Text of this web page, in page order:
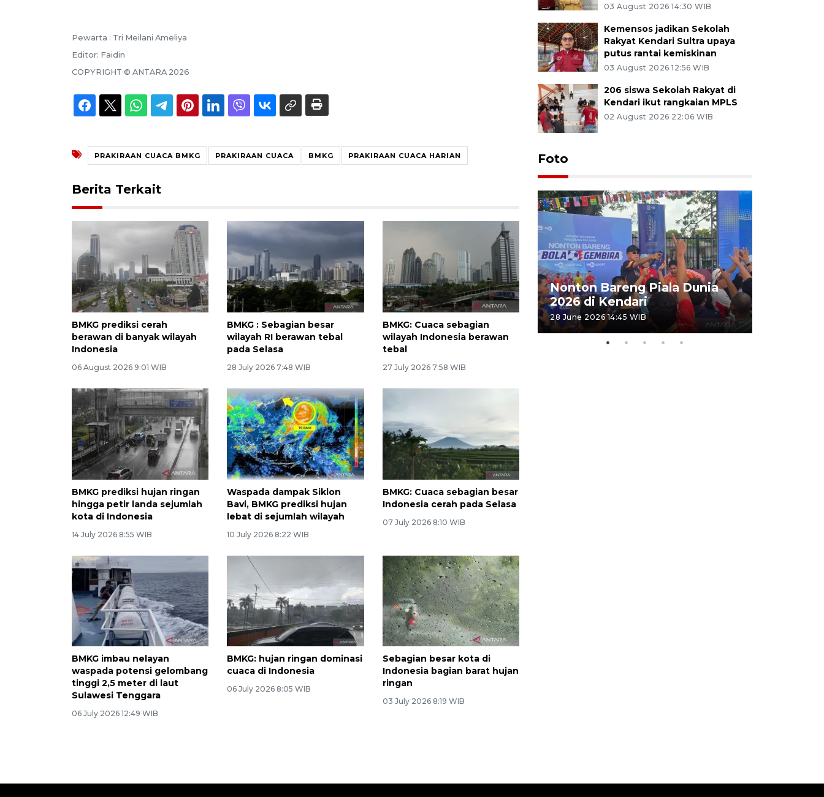
Pewarta : Tri Meilani Ameliya
Editor: Faidin
COPYRIGHT © ANTARA 2026
PRAKIRAAN CUACA BMKG PRAKIRAAN CUACA BMKG PRAKIRAAN CUACA HARIAN
Berita Terkait
BMKG prediksi cerah
berawan di banyak wilayah
Indonesia
06 August 2026 9:01 WIB
BMKG : Sebagian besar
wilayah RI berawan tebal
pada Selasa
28 July 2026 7:48 WIB
BMKG: Cuaca sebagian
wilayah Indonesia berawan
tebal
27 July 2026 7:58 WIB
BMKG prediksi hujan ringan
hingga petir landa sejumlah
kota di Indonesia
14 July 2026 8:55 WIB
Waspada dampak Siklon
Bavi, BMKG prediksi hujan
lebat di sejumlah wilayah
10 July 2026 8:22 WIB
BMKG: Cuaca sebagian besar
Indonesia cerah pada Selasa
07 July 2026 8:10 WIB
BMKG imbau nelayan
waspada potensi gelombang
tinggi 2,5 meter di laut
Sulawesi Tenggara
06 July 2026 12:49 WIB
BMKG: hujan ringan dominasi
cuaca di Indonesia
06 July 2026 8:05 WIB
Sebagian besar kota di
Indonesia bagian barat hujan
ringan
03 July 2026 8:19 WIB
03 August 2026 14:30 WIB
Kemensos jadikan Sekolah
Rakyat Kendari Sultra upaya
putus rantai kemiskinan
03 August 2026 12:56 WIB
206 siswa Sekolah Rakyat di
Kendari ikut rangkaian MPLS
02 August 2026 22:06 WIB
Foto
Kecelakaan kereta api di
Bekasi Timur
Nonton Bareng Piala Dunia
2026 di Kendari
28 June 2026 14:45 WIB